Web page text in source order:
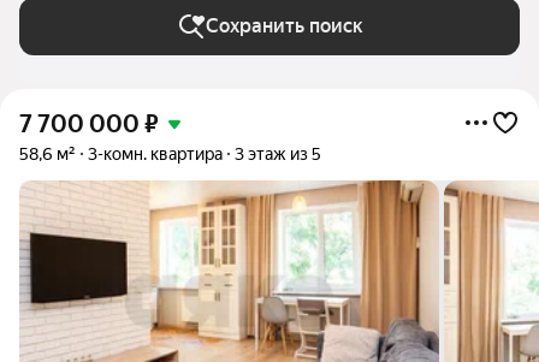
Сохранить поиск
7 700 000 ₽
58,6 м² 3-комн. квартира 3 этаж из 5